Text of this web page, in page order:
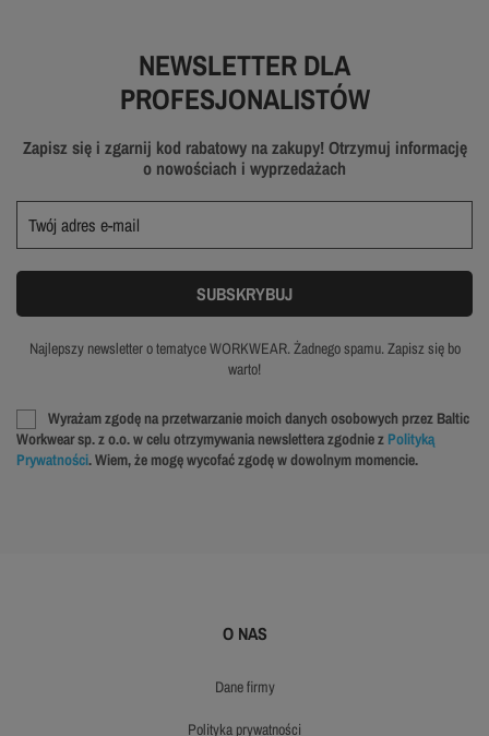
NEWSLETTER DLA
PROFESJONALISTÓW
Zapisz się i zgarnij kod rabatowy na zakupy! Otrzymuj informację
o nowościach i wyprzedażach
Najlepszy newsletter o tematyce WORKWEAR. Żadnego spamu. Zapisz się bo
warto!
Wyrażam zgodę na przetwarzanie moich danych osobowych przez Baltic
Workwear sp. z o.o. w celu otrzymywania newslettera zgodnie z Polityką
Prywatności. Wiem, że mogę wycofać zgodę w dowolnym momencie.
O NAS
dane firmy
polityka prywatności